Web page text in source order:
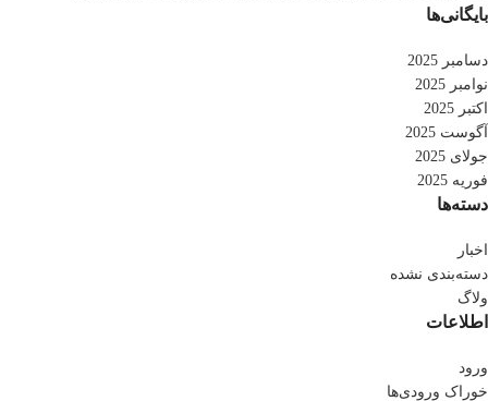
بایگانی‌ها
دسامبر 2025
نوامبر 2025
اکتبر 2025
آگوست 2025
جولای 2025
فوریه 2025
دسته‌ها
اخبار
دسته‌بندی نشده
ولاگ
اطلاعات
ورود
خوراک ورودی‌ها